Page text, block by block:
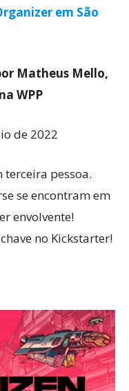
em São
Matheus Mello,
WPP
de 2022
terceira pessoa.
se encontram em
envolvente!
no Kickstarter!